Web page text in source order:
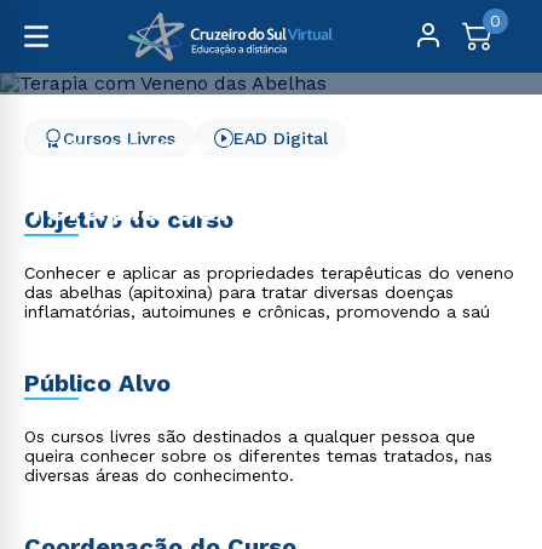
0
Cursos Livres
Saúde
Terapia com Veneno das
Abelhas
Cursos Livres EAD Digital
Objetivo do curso
Conhecer e aplicar as propriedades terapêuticas do veneno
das abelhas (apitoxina) para tratar diversas doenças
inflamatórias, autoimunes e crônicas, promovendo a saú
Público Alvo
Os cursos livres são destinados a qualquer pessoa que
queira conhecer sobre os diferentes temas tratados, nas
diversas áreas do conhecimento.